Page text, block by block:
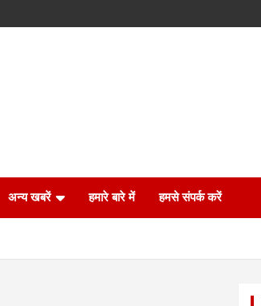
अन्य खबरें हमारे बारे में हमसे संपर्क करें